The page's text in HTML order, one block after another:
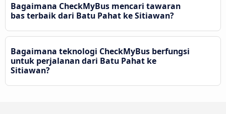
Bagaimana CheckMyBus mencari tawaran
bas terbaik dari Batu Pahat ke Sitiawan?
Bagaimana teknologi CheckMyBus berfungsi
untuk perjalanan dari Batu Pahat ke
Sitiawan?